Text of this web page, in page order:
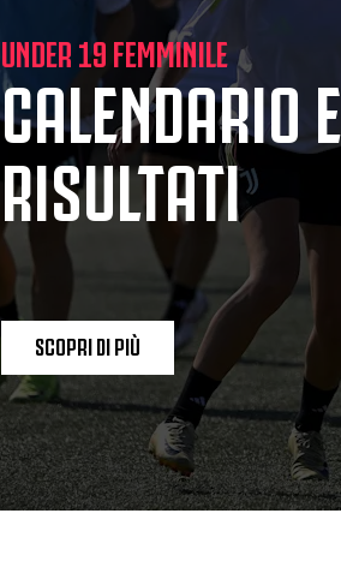
UNDER 19 FEMMINILE
CALENDARIO E
RISULTATI
SCOPRI DI PIÙ